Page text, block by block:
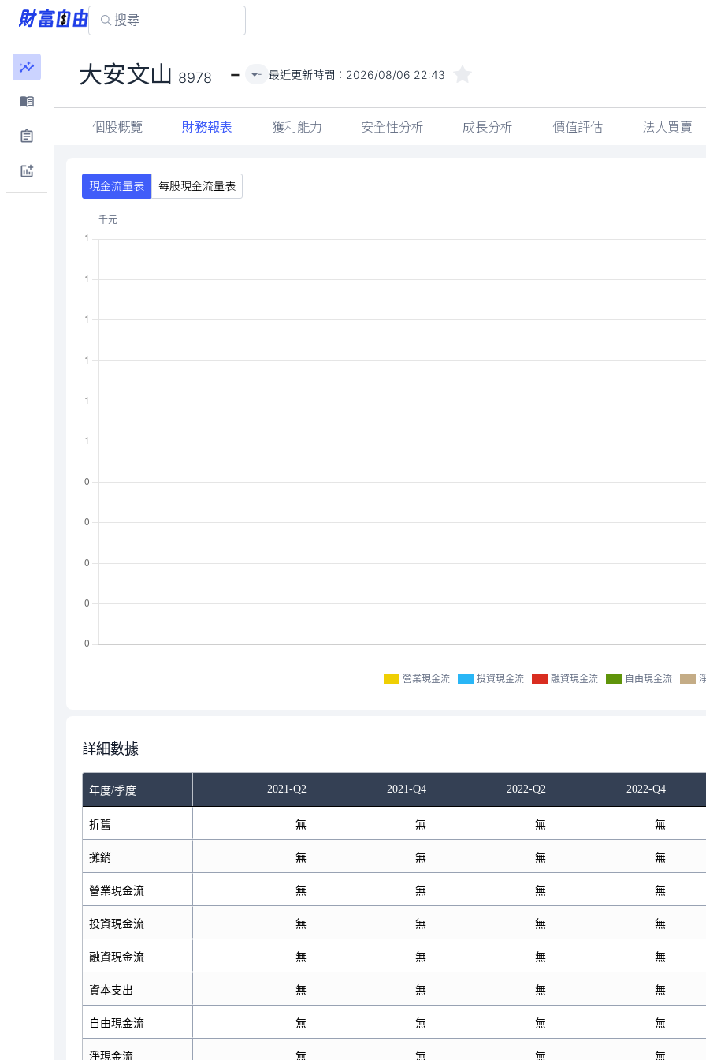
大安文山 8978 - - 最近更新時間： 2026/08/06 22:43
個股概覽 財務報表 獲利能力 安全性分析 成長分析 價值評估 法人買賣
現金流量表 每股現金流量表
營業現金流 投資現金流 融資現金流 自由現金流
詳細數據
年度/季度 2021-Q2 2021-Q4 2022-Q2 2022-Q4
折舊
攤銷
營業現金流
投資現金流
融資現金流
資本支出
自由現金流
淨現金流
無 無 無 無
無 無 無 無
無 無 無 無
無 無 無 無
無 無 無 無
無 無 無 無
無 無 無 無
無 無 無 無